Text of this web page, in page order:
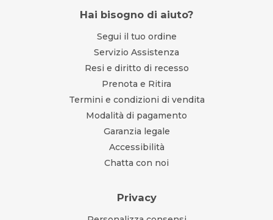
Hai bisogno di aiuto?
Segui il tuo ordine
Servizio Assistenza
Resi e diritto di recesso
Prenota e Ritira
Termini e condizioni di vendita
Modalità di pagamento
Garanzia legale
Accessibilità
Chatta con noi
Privacy